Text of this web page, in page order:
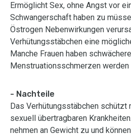
Ermöglicht Sex, ohne Angst vor
Schwangerschaft haben zu
Östrogen Nebenwirkungen
Verhütungsstäbchen eine
Manche Frauen haben
Menstruationsschmerzen werden
- Nachteile
Das Verhütungsstäbchen
sexuell übertragbaren
nehmen an Gewicht zu und